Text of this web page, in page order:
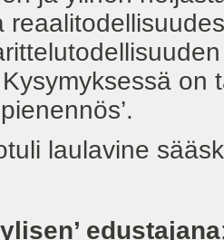
on
edustajana